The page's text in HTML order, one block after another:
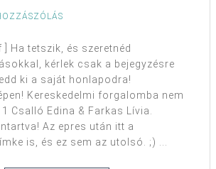
] Ha tetszik, és szeretnéd
kérlek csak a bejegyzésre
ki a saját honlapodra!
Kereskedelmi forgalomba nem
Csalló Edina & Farkas Lívia.
Az epres után itt a
is, és ez sem az utolsó. ;) ...